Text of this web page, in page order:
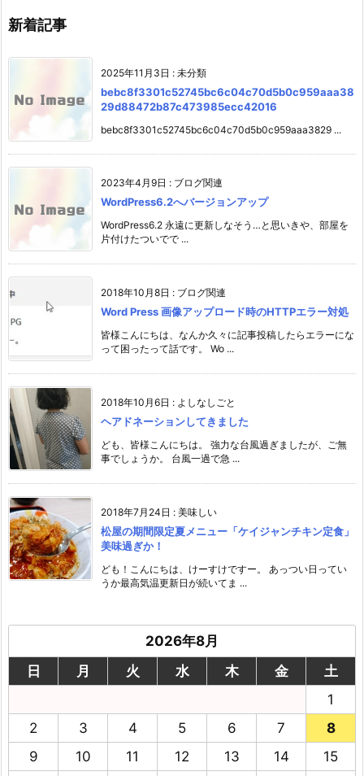
新着記事
2025年11月3日 : 未分類
bebc8f3301c52745bc6c04c70d5b0c959aaa38
29d88472b87c473985ecc42016
bebc8f3301c52745bc6c04c70d5b0c959aaa3829 ...
2023年4月9日 : ブログ関連
WordPress6.2へバージョンアップ
WordPress6.2 永遠に更新しなそう…と思いきや、部屋を
片付けたついでで ...
2018年10月8日 : ブログ関連
Word Press 画像アップロード時のHTTPエラー対処
皆様こんにちは、なんか久々に記事投稿したらエラーにな
って困ったって話です。 Wo ...
2018年10月6日 : よしなしごと
ヘアドネーションしてきました
ども、皆様こんにちは。 強力な台風過ぎましたが、ご無
事でしょうか。 台風一過で急 ...
2018年7月24日 : 美味しい
松屋の期間限定夏メニュー「ケイジャンチキン定食」
美味過ぎか！
ども！こんにちは、けーすけですー。 あっつい日ってい
うか最高気温更新日が続いてま ...
2026年8月
日
月 火 水 木 金
土
1
2
3 4 5 6 7
8
9
10 11 12 13 14
15